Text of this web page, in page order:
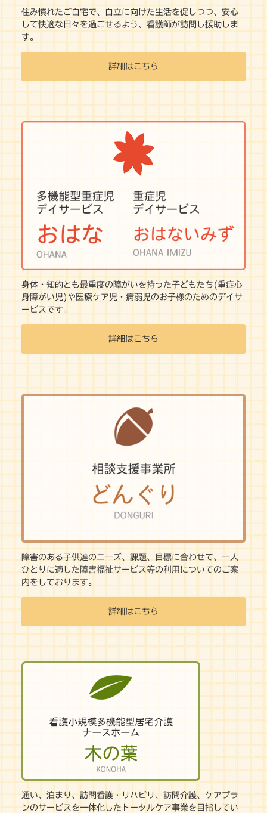
住み慣れたご自宅で、自立に向けた生活を促しつつ、安心
して快適な日々を過ごせるよう、看護師が訪問し援助しま
す。
詳細はこちら
身体・知的とも最重度の障がいを持った子どもたち(重症心
身障がい児)や医療ケア児・病弱児のお子様のためのデイサ
ービスです。
詳細はこちら
障害のある子供達のニーズ、課題、目標に合わせて、一人
ひとりに適した障害福祉サービス等の利用についてのご案
内をしております。
詳細はこちら
通い、泊まり、訪問看護・リハビリ、訪問介護、ケアプラ
ンのサービスを一体化したトータルケア事業を目指してい